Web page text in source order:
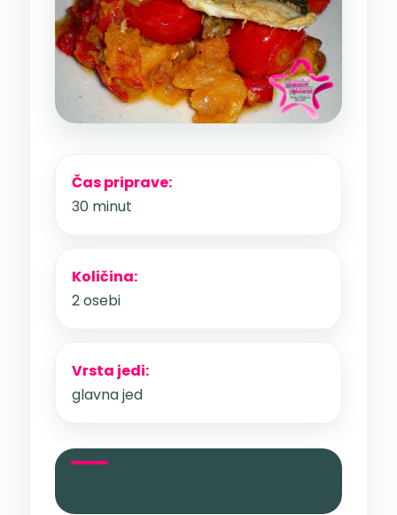
Čas priprave:
30 minut
Količina:
2 osebi
Vrsta jedi:
glavna jed